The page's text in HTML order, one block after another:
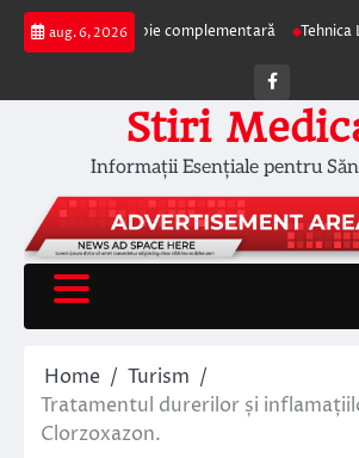
Skip
aug. 6, 2026
ca terapie complementară Tehnica LHP
Facebook
Stiri
Informații Esențiale pentru
Home
Turism
Tratamentul durerilor și
Clorzoxazon.